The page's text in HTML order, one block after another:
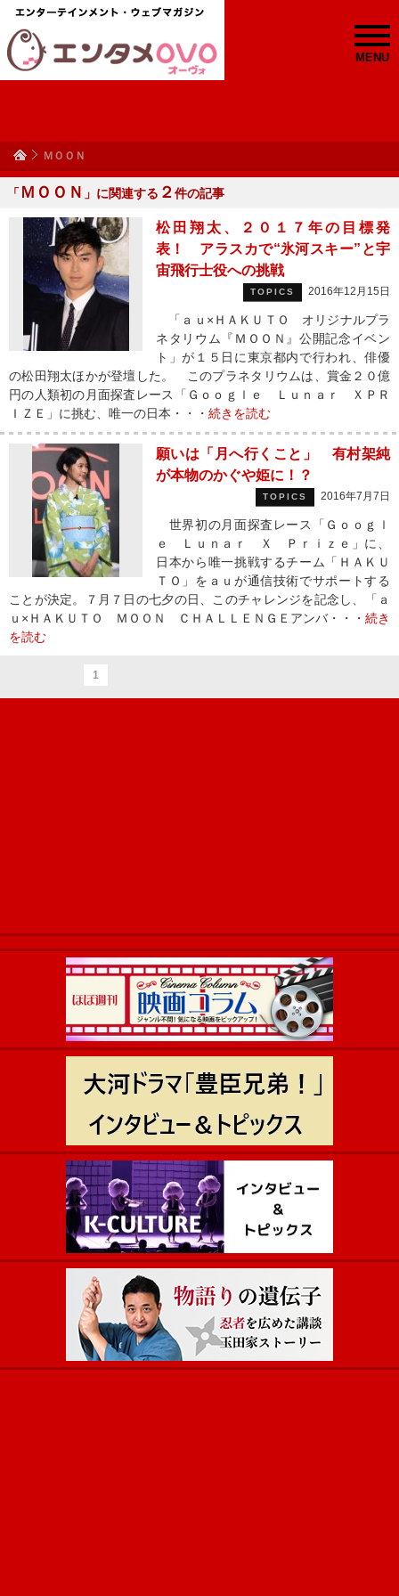
MENU
ＭＯＯＮ
「 ＭＯＯＮ 」に関連する ２件の記事
松田翔太、２０１７年の目標発
表！ アラスカで“氷河スキー”と宇
宙飛行士役への挑戦
TOPICS 2016年12月15日
「ａｕ×ＨＡＫＵＴＯ オリジナルプラ
ネタリウム『ＭＯＯＮ』公開記念イベン
ト」が１５日に東京都内で行われ、俳優
の松田翔太ほかが登壇した。 このプラネタリウムは、賞金２０億
円の人類初の月面探査レース「Ｇｏｏｇｌｅ Ｌｕｎａｒ ＸＰＲ
ＩＺＥ」に挑む、唯一の日本・・・ 続きを読む
願いは「月へ行くこと」 有村架純
が本物のかぐや姫に！？
TOPICS 2016年7月7日
世界初の月面探査レース「Ｇｏｏｇｌ
ｅ Ｌｕｎａｒ Ｘ Ｐｒｉｚｅ」に、
日本から唯一挑戦するチーム「ＨＡＫＵ
ＴＯ」をａｕが通信技術でサポートする
ことが決定。７月７日の七夕の日、このチャレンジを記念し、「ａ
ｕ×ＨＡＫＵＴＯ ＭＯＯＮ ＣＨＡＬＬＥＮＧＥアンバ・・・ 続き
を読む
1